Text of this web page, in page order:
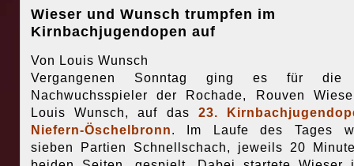
Wieser und Wunsch trumpfen im
Kirnbachjugendopen auf
Von Louis Wunsch
Vergangenen Sonntag ging es für die
Nachwuchsspieler der Rochade, Rouven
Louis Wunsch, auf das 23.
Niefern-Öschelbronn. Im Laufe des Tages
sieben Partien Schnellschach, jeweils 20